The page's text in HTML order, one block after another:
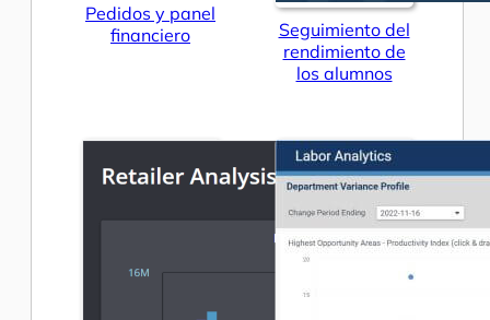
Pedidos y panel
financiero
Seguimiento del
rendimiento de
los alumnos